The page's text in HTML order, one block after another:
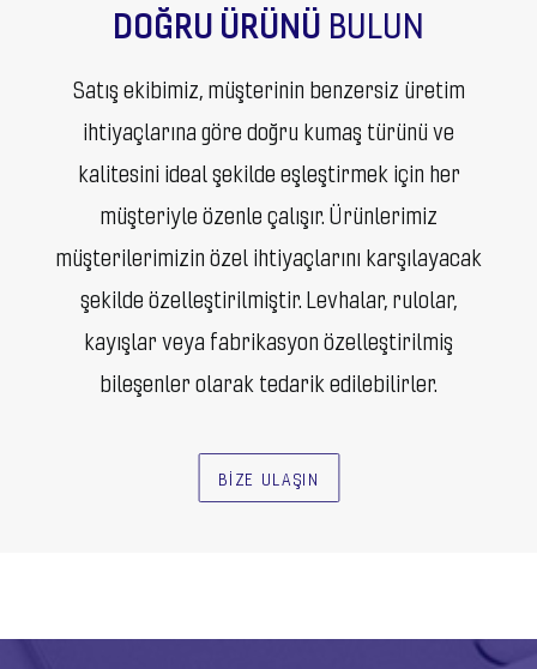
DOĞRU ÜRÜNÜ BULUN
Satış ekibimiz, müşterinin benzersiz üretim
ihtiyaçlarına göre doğru kumaş türünü ve
kalitesini ideal şekilde eşleştirmek için her
müşteriyle özenle çalışır. Ürünlerimiz
müşterilerimizin özel ihtiyaçlarını karşılayacak
şekilde özelleştirilmiştir. Levhalar, rulolar,
kayışlar veya fabrikasyon özelleştirilmiş
bileşenler olarak tedarik edilebilirler.
BİZE ULAŞIN